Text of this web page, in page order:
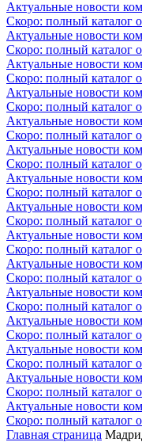
Актуальные новости
Скоро: полный каталог
Актуальные новости
Скоро: полный каталог
Актуальные новости
Скоро: полный каталог
Актуальные новости
Скоро: полный каталог
Актуальные новости
Скоро: полный каталог
Актуальные новости
Скоро: полный каталог
Актуальные новости
Скоро: полный каталог
Актуальные новости
Скоро: полный каталог
Актуальные новости
Скоро: полный каталог
Актуальные новости
Скоро: полный каталог
Актуальные новости
Скоро: полный каталог
Актуальные новости
Скоро: полный каталог
Актуальные новости
Скоро: полный каталог
Актуальные новости
Скоро: полный каталог
Актуальные новости
Скоро: полный каталог
Главная страница